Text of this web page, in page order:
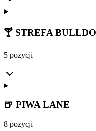
🍸 STREFA
5 pozycji
🍺 PIWA LANE
8 pozycji